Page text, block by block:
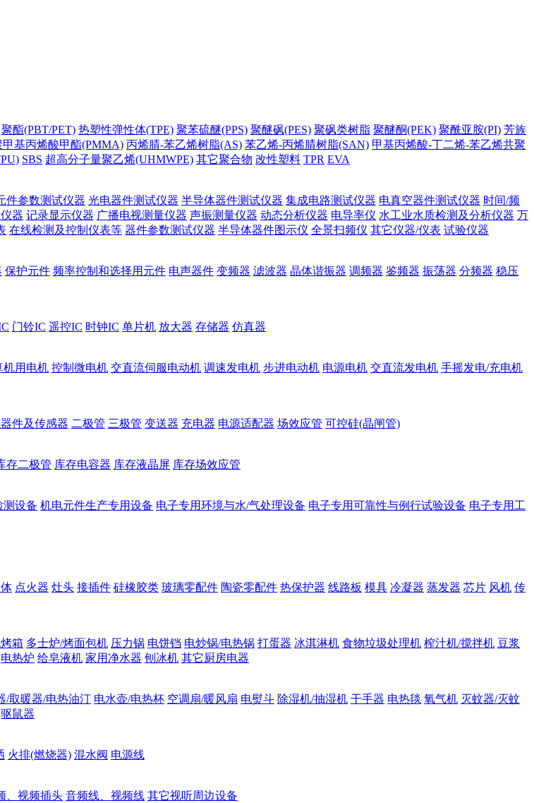
聚酯(PBT/PET) 热塑性弹性体(TPE) 聚苯硫醚(PPS) 聚醚砜(PES) 聚砜类树脂 聚醚酮(PEK) 聚酰亚胺(PI) 芳族
甲基丙烯酸甲酯(PMMA) 丙烯腈-苯乙烯树脂(AS) 苯乙烯-丙烯腈树脂(SAN) 甲基丙烯酸-丁二烯-苯乙烯共聚
SBS 超高分子量聚乙烯(UHMWPE) 其它聚合物 改性塑料 TPR EVA
件参数测试仪器 光电器件测试仪器 半导体器件测试仪器 集成电路测试仪器 电真空器件测试仪器 时间/频
器 记录显示仪器 广播电视测量仪器 声振测量仪器 动态分析仪器 电导率仪 水工业水质检测及分析仪器 万
在线检测及控制仪表等 器件参数测试仪器 半导体器件图示仪 全景扫频仪 其它仪器/仪表 试验仪器
保护元件 频率控制和选择用元件 电声器件 变频器 滤波器 晶体谐振器 调频器 鉴频器 振荡器 分频器 稳压
门铃IC 遥控IC 时钟IC 单片机 放大器 存储器 仿真器
机用电机 控制微电机 交直流伺服电动机 调速发电机 步进电动机 电源电机 交直流发电机 手摇发电/充电机
件及传感器 二极管 三极管 变送器 充电器 电源适配器 场效应管 可控硅(晶闸管)
存二极管 库存电容器 库存液晶屏 库存场效应管
测设备 机电元件生产专用设备 电子专用环境与水/气处理设备 电子专用可靠性与例行试验设备 电子专用工
点火器 灶头 接插件 硅橡胶类 玻璃零配件 陶瓷零配件 热保护器 线路板 模具 冷凝器 蒸发器 芯片 风机 传
箱 多士炉/烤面包机 压力锅 电饼铛 电炒锅/电热锅 打蛋器 冰淇淋机 食物垃圾处理机 榨汁机/搅拌机 豆浆
电热炉 给皂液机 家用净水器 刨冰机 其它厨房电器
/取暖器/电热油汀 电水壶/电热杯 空调扇/暖风扇 电熨斗 除湿机/抽湿机 干手器 电热毯 氧气机 灭蚊器/灭蚊
驱鼠器
火排(燃烧器) 混水阀 电源线
、视频插头 音频线、视频线 其它视听周边设备